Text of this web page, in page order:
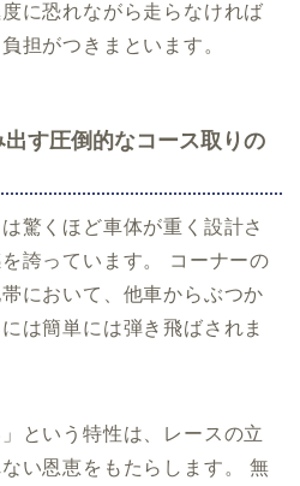
に恐れながら走らなければ
担がつきまといます。
す圧倒的なコース取りの
驚くほど車体が重く設計さ
誇っています。 コーナーの
において、他車からぶつか
は簡単には弾き飛ばされま
という特性は、レースの立
い恩恵をもたらします。 無